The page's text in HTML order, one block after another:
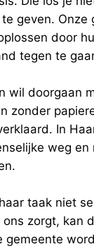
geven. Onze
door
tegen te
wil doorgaan
zonder
In
weg en
taak niet
zorgt, kan
gemeente